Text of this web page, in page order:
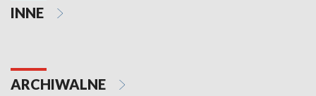
INNE
ARCHIWALNE